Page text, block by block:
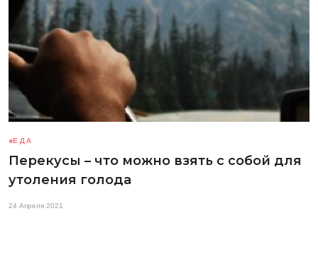
ЕДА
Перекусы – что можно взять с собой для
утоления голода
24 Апреля 2021